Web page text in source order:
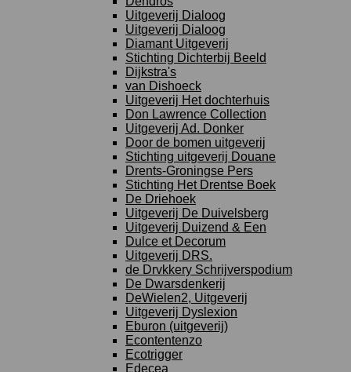
Uitgeverij Dialoog
Uitgeverij Dialoog
Diamant Uitgeverij
Stichting Dichterbij Beeld
Dijkstra's
van Dishoeck
Uitgeverij Het dochterhuis
Don Lawrence Collection
Uitgeverij Ad. Donker
Door de bomen uitgeverij
Stichting uitgeverij Douane
Drents-Groningse Pers
Stichting Het Drentse Boek
De Driehoek
Uitgeverij De Duivelsberg
Uitgeverij Duizend & Een
Dulce et Decorum
Uitgeverij DRS.
de Drvkkery Schrijverspodium
De Dwarsdenkerij
DeWielen2, Uitgeverij
Uitgeverij Dyslexion
Eburon (uitgeverij)
Econtentenzo
Ecotrigger
Edecea